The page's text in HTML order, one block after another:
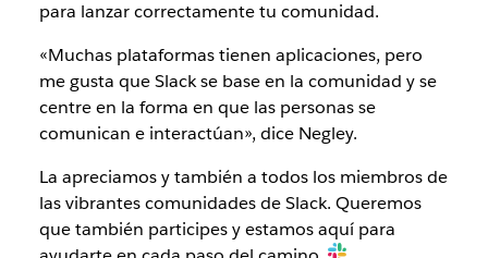
para lanzar correctamente tu comunidad.
«Muchas plataformas tienen aplicaciones, pero
me gusta que Slack se base en la comunidad y se
centre en la forma en que las personas se
comunican e interactúan», dice Negley.
La apreciamos y también a todos los miembros de
las vibrantes comunidades de Slack. Queremos
que también participes y estamos aquí para